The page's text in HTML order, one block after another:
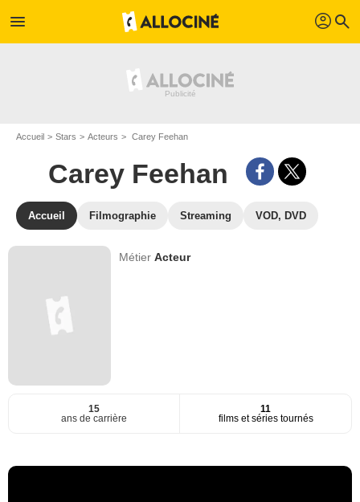
menu profil search
Accueil Stars Acteurs Carey Feehan
Carey Feehan
Accueil Filmographie Streaming VOD, DVD
MétierActeur
15
ans de carrière
11
films et séries tournés